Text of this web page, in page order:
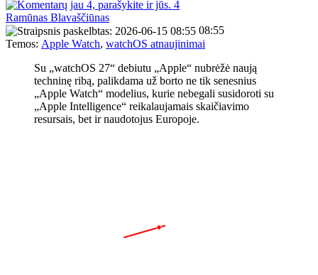
4
Ramūnas Blavaščiūnas
08:55
Temos: Apple Watch, watchOS atnaujinimai
Su „watchOS 27“ debiutu „Apple“ nubrėžė naują
techninę ribą, palikdama už borto ne tik senesnius
„Apple Watch“ modelius, kurie nebegali susidoroti su
„Apple Intelligence“ reikalaujamais skaičiavimo
resursais, bet ir naudotojus Europoje.